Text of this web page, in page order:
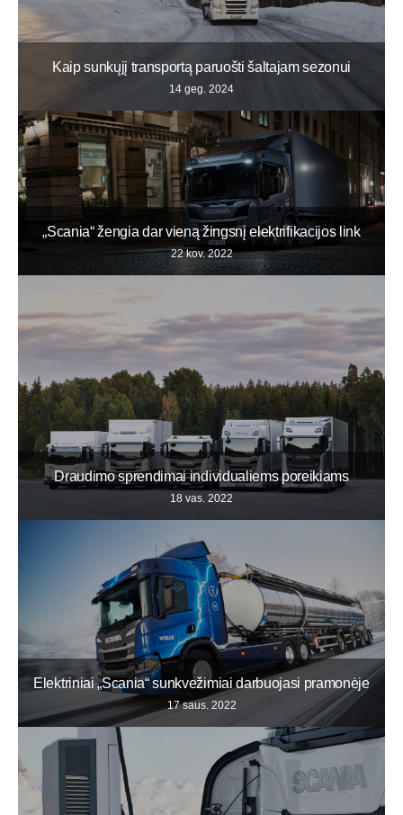
Kaip sunkųjį transportą paruošti šaltajam sezonui
14 geg. 2024
„Scania“ žengia dar vieną žingsnį elektrifikacijos link
22 kov. 2022
Draudimo sprendimai individualiems poreikiams
18 vas. 2022
Elektriniai „Scania“ sunkvežimiai darbuojasi pramonėje
17 saus. 2022